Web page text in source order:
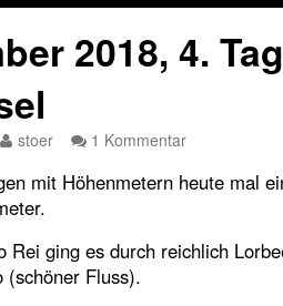
2018, 4.
Read
posts
by
the
author
of
22.
stoer 1 Kommentarzu
Dezember
Tag
auf
mit Höhenmetern heute mal
Rei ging es durch reichlich
(schöner Fluss).